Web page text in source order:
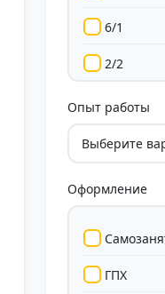
6/1
2/2
Гибкий
Свободный
Опыт работы
Оформление
ГПХ